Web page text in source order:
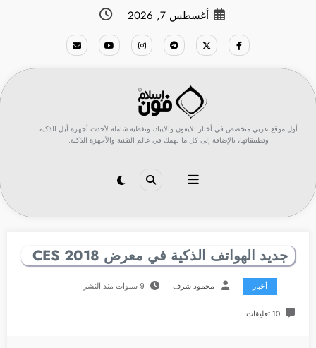
أغسطس 7, 2026
أول موقع عربي متخصص في أخبار الآيفون والآيباد، وتغطية شاملة لأحدث أجهزة أبل الذكية
وتطبيقاتها، بالإضافة إلى كل ما يهمك في عالم التقنية والأجهزة الذكية.
جديد الهواتف الذكية في معرض CES 2018
أخبار محمود شرف 9 سنوات منذ النشر
10 تعليقات